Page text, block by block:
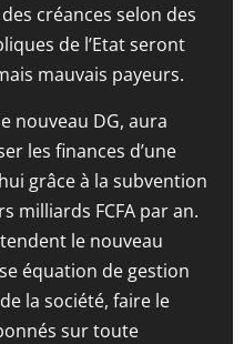
créances selon des
de l’Etat seront
mauvais payeurs.
nouveau DG, aura
les finances d’une
grâce à la subvention
milliards FCFA par an.
le nouveau
équation de gestion
la société, faire le
sur toute